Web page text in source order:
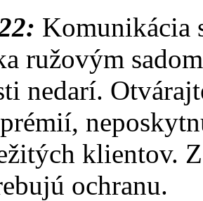
Komunikácia
ružovým
nedarí.
klientov.
ochranu.